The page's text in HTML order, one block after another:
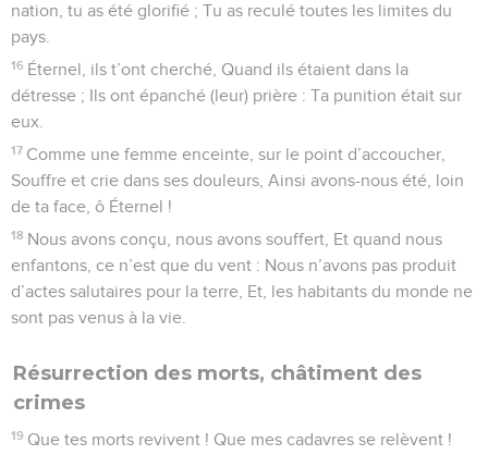
nation, tu as été glorifié ; Tu as reculé toutes les limites du
pays.
16 Éternel, ils t’ont cherché, Quand ils étaient dans la
détresse ; Ils ont épanché (leur) prière : Ta punition était sur
eux.
17 Comme une femme enceinte, sur le point d’accoucher,
Souffre et crie dans ses douleurs, Ainsi avons-nous été, loin
de ta face, ô Éternel !
18 Nous avons conçu, nous avons souffert, Et quand nous
enfantons, ce n’est que du vent : Nous n’avons pas produit
d’actes salutaires pour la terre, Et, les habitants du monde ne
sont pas venus à la vie.
Résurrection des morts, châtiment des
crimes
19 Que tes morts revivent ! Que mes cadavres se relèvent !